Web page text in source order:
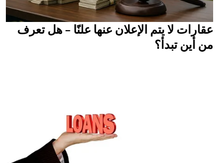
عقارات لا يتم الإعلان عنها علنًا – هل تعرف
من أين تبدأ؟